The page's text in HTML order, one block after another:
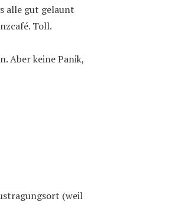
alle gut gelaunt
Toll.
Aber keine Panik,
(weil